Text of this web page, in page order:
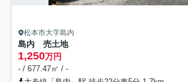
松本市大字島内
島内 売土地
1,250万円
- / 677.47㎡ / -